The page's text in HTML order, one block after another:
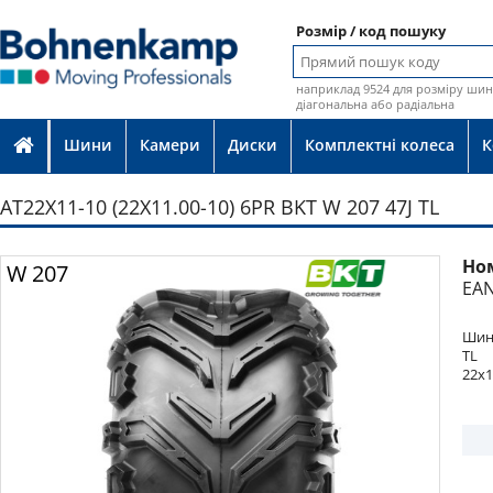
Розмір / код пошуку
наприклад 9524 для розміру
діагональна або радіальна
Шини Камери Диски Комплектні колеса
AT22X11-10 (22X11.00-10) 6PR BKT W 207 47J TL
W 207
TL